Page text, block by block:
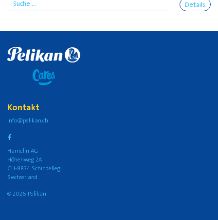
Details
Kontakt
info@pelikan.ch
Hamelin AG
Höhenweg 2A
CH-8834 Schindellegi
Switzerland
© 2026 Pelikan